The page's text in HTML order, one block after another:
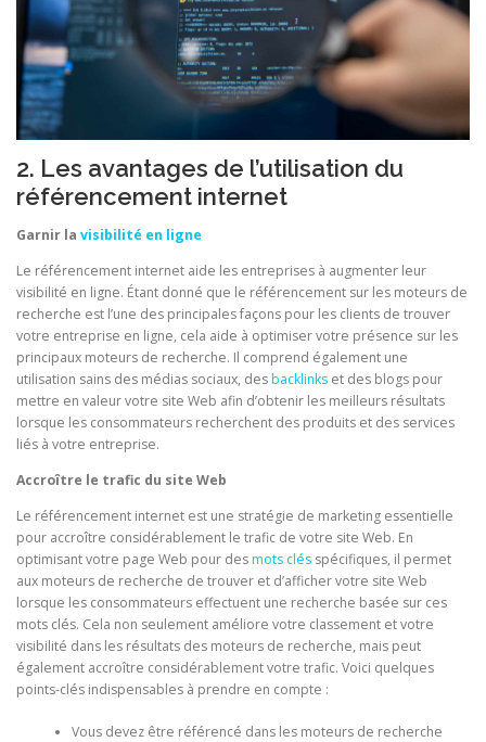
2. Les avantages de l’utilisation du
référencement internet
Garnir la visibilité en ligne
Le référencement internet aide les entreprises à augmenter leur
visibilité en ligne. Étant donné que le référencement sur les moteurs de
recherche est l’une des principales façons pour les clients de trouver
votre entreprise en ligne, cela aide à optimiser votre présence sur les
principaux moteurs de recherche. Il comprend également une
utilisation sains des médias sociaux, desbacklinks et des blogs pour
mettre en valeur votre site Web afin d’obtenir les meilleurs résultats
lorsque les consommateurs recherchent des produits et des services
liés à votre entreprise.
Accroître le trafic du site Web
Le référencement internet est une stratégie de marketing essentielle
pour accroître considérablement le trafic de votre site Web. En
optimisant votre page Web pour desmots clés spécifiques, il permet
aux moteurs de recherche de trouver et d’afficher votre site Web
lorsque les consommateurs effectuent une recherche basée sur ces
mots clés. Cela non seulement améliore votre classement et votre
visibilité dans les résultats des moteurs de recherche, mais peut
également accroître considérablement votre trafic. Voici quelques
points-clés indispensables à prendre en compte :
Vous devez être référencé dans les moteurs de recherche